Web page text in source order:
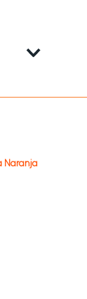
Naranja